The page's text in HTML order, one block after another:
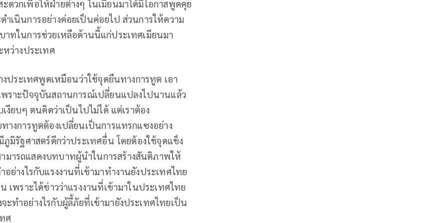
ดวกเพื่อให้ฝ่ายต่างๆ ในเมียนมาได้มีโอกาสพูดคุย
เนินการอย่างค่อยเป็นค่อยไป ส่วนการให้ความ
ทในการช่วยเหลือด้านนี้แก่ประเทศเมียนมา
ว่างประเทศ
ประเทศพูดเหมือนว่าใช้จุดยืนทางการทูต เอา
ราะปัจจุบันสถานการณ์เปลี่ยนแปลงไปนานแล้ว
งียบๆ ตนคิดว่าเป็นไปไม่ได้ แต่เราต้อง
งการทูตต้องเปลี่ยนเป็นการแทรกแซงอย่าง
ภูมิรัฐศาสตร์ดีกว่าประเทศอื่น โดยต้องใช้จุดแข็ง
มารถแสดงบทบาทผู้นำในการสร้างสันติภาพให้
ย่างไรกับแรงงานที่เข้ามาทำงานยังประเทศไทย
เพราะได้ข่าวว่าแรงงานที่เข้ามาในประเทศไทย
ะทำอย่างไรกับผู้ลี้ภัยที่เข้ามายังประเทศไทยเป็น
ศ